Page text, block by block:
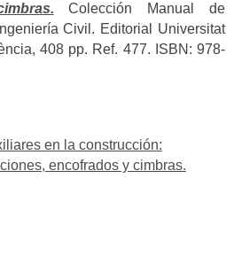
Colección Manual de
Civil. Editorial Universitat
408 pp. Ref. 477. ISBN: 978-
en la construcción:
encofrados y cimbras.